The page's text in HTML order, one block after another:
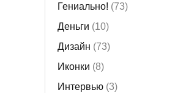
Гениально! (73)
Деньги (10)
Дизайн (73)
Иконки (8)
Интервью(3)